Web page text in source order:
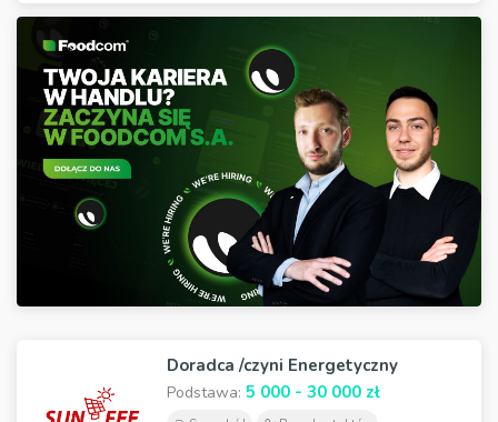
Doradca /czyni Energetyczny
Podstawa: 5 000 - 30 000 zł